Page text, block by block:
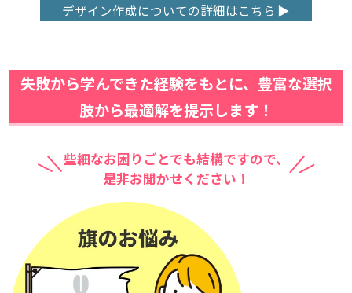
デザイン作成についての詳細はこちら
失敗から学んできた経験をもとに、豊富な選択
肢から最適解を提示します！
些細なお困りごとでも結構ですので、
是非お聞かせください！